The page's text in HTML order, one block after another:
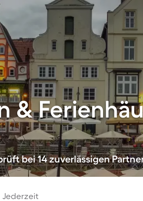
&
bei 14 zuverlässigen
Jederzeit